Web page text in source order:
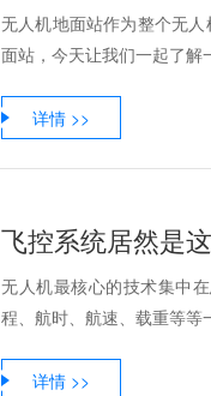
无人机地面站作为整个无
面站，今天让我们一起了解
详情 >>
飞控系统居然是
无人机最核心的技术集中
程、航时、航速、载重等等
详情 >>